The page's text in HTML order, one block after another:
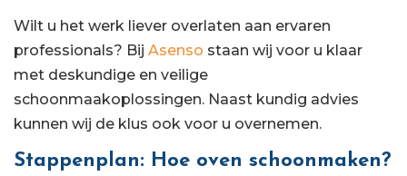
Wilt u het werk liever overlaten aan ervaren
professionals? Bij Asenso staan wij voor u klaar
met deskundige en veilige
schoonmaakoplossingen. Naast kundig advies
kunnen wij de klus ook voor u overnemen.
Stappenplan: Hoe oven schoonmaken?